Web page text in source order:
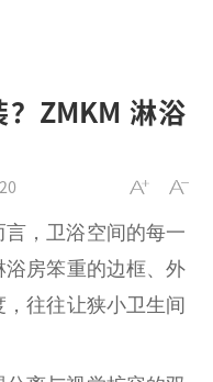
ZMKM 淋浴
，卫浴空间的每一
房笨重的边框、外
往往让狭小卫生间